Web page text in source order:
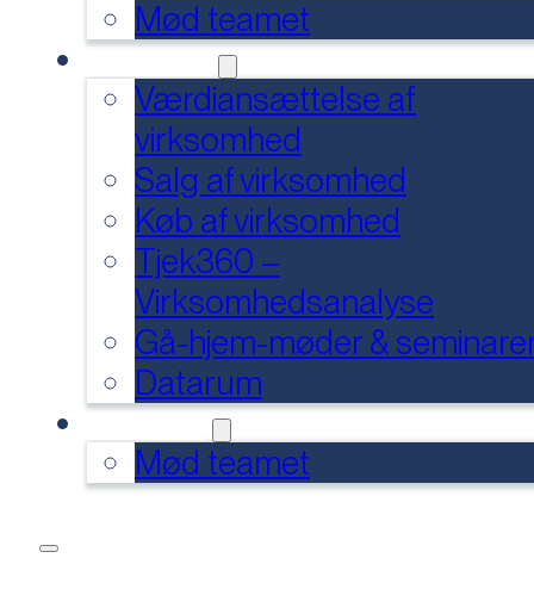
Mød teamet
Værdiansættelse af
virksomhed
Salg af virksomhed
Køb af virksomhed
Tjek360 –
Virksomhedsanalyse
Gå-hjem-møder &
Datarum
Mød teamet